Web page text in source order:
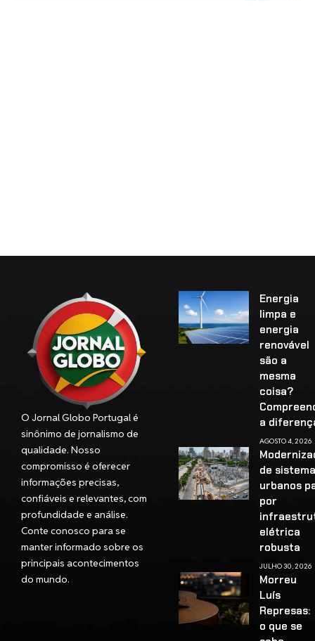
O Jornal Globo Portugal é
sinônimo de jornalismo de
qualidade. Nosso
compromisso é oferecer
informações precisas,
confiáveis e relevantes, com
profundidade e análise.
Conte conosco para se
manter informado sobre os
principais acontecimentos
do mundo.
Energia
limpa e
energia
renovável
são a
mesma
coisa?
a
AGOSTO 4, 2026
de
urbanos
por
elétrica
robusta
JULHO 30, 2026
Morreu
Luís
Represas:
o que se